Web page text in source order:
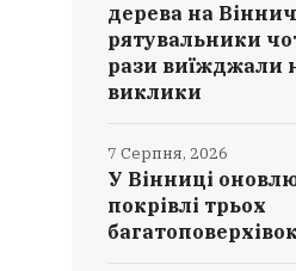
дерева на
рятувальники
рази виїжджали
виклики
У Вінниці
покрівлі трьох
багатоповерхівок
7 Серпня, 2026